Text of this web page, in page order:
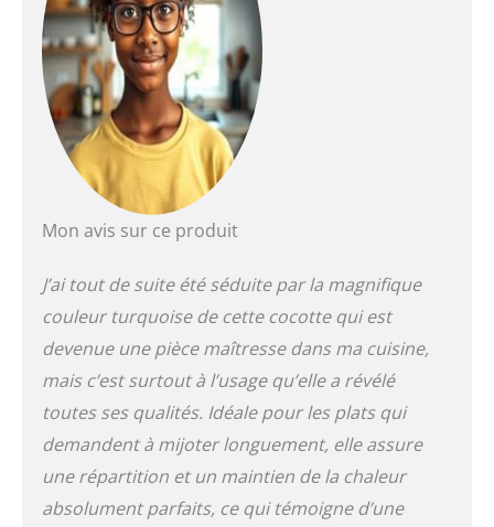
table et du bar.
Utilisation : la cocotte « 5
étoiles » en fonte assure
une répartition et un
stockage homogènes de
la chaleur, ce qui permet
d'obtenir des résultats de
conservation optimale de
de préparer des plats
riches en goût et délicats.
Notre cocotte est adaptée
à l'induction et est
une utilisation au four.
Faites frire parfaitement
votre viande puis faites-
la mijoter lentement
dans son propre jus.
Matériau : les cocottes en
Mon avis sur ce produit
J’ai tout de suite été séduite par la magnifique
couleur turquoise de cette cocotte qui est
devenue une pièce maîtresse dans ma cuisine,
mais c’est surtout à l’usage qu’elle a révélé
toutes ses qualités. Idéale pour les plats qui
demandent à mijoter longuement, elle assure
une répartition et un maintien de la chaleur
absolument parfaits, ce qui témoigne d’une